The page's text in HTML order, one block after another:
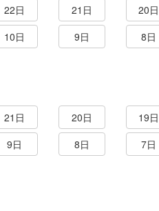
22日 21日
20日
10日 9日
8日
21日 20日
19日
9日 8日
7日